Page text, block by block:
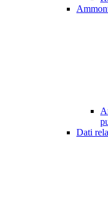
Dati